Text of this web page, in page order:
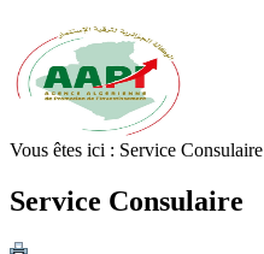
Vous êtes ici : Service Consulaire
Service Consulaire